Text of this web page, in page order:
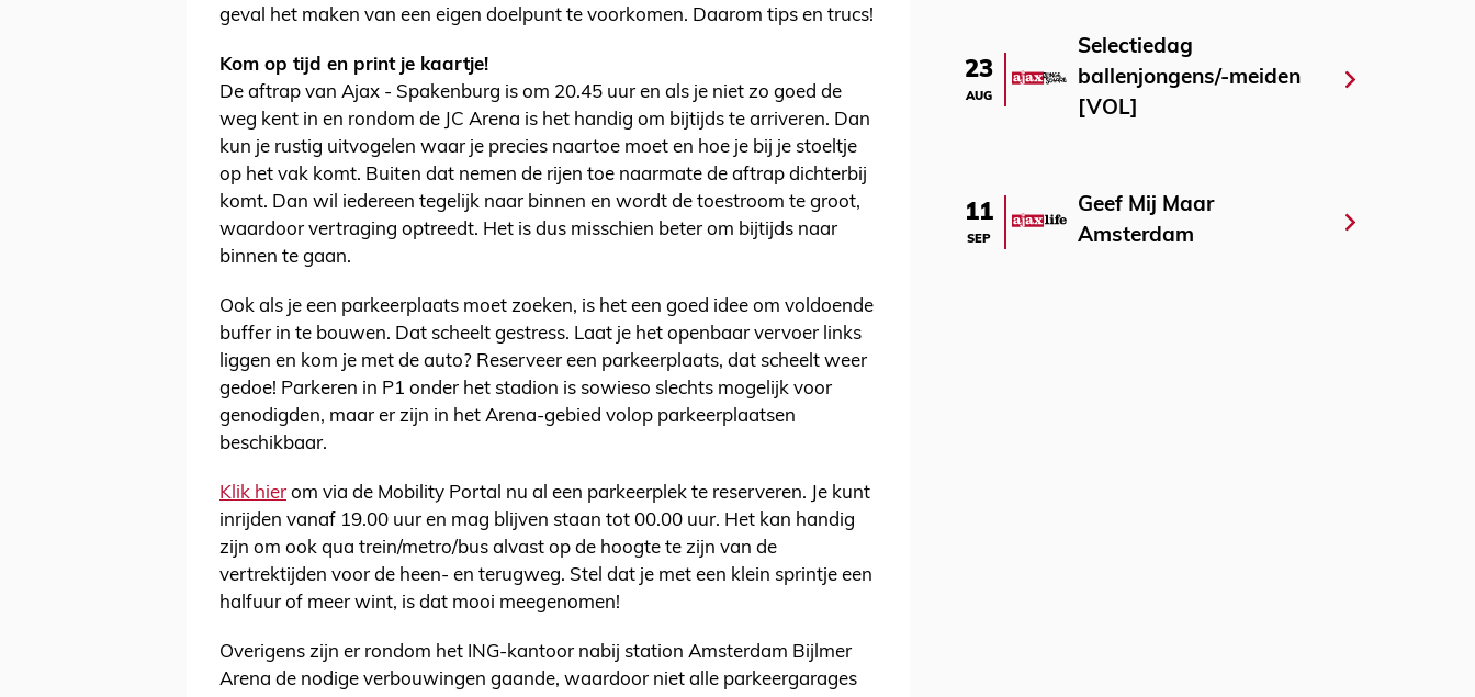
geval het maken van een eigen doelpunt te voorkomen. Daarom tips en trucs!
Kom op tijd en print je kaartje!
De aftrap van Ajax - Spakenburg is om 20.45 uur en als je niet zo goed de
weg kent in en rondom de JC Arena is het handig om bijtijds te arriveren. Dan
kun je rustig uitvogelen waar je precies naartoe moet en hoe je bij je stoeltje
op het vak komt. Buiten dat nemen de rijen toe naarmate de aftrap dichterbij
komt. Dan wil iedereen tegelijk naar binnen en wordt de toestroom te groot,
waardoor vertraging optreedt. Het is dus misschien beter om bijtijds naar
binnen te gaan.
Ook als je een parkeerplaats moet zoeken, is het een goed idee om voldoende
buffer in te bouwen. Dat scheelt gestress. Laat je het openbaar vervoer links
liggen en kom je met de auto? Reserveer een parkeerplaats, dat scheelt weer
gedoe! Parkeren in P1 onder het stadion is sowieso slechts mogelijk voor
genodigden, maar er zijn in het Arena-gebied volop parkeerplaatsen
beschikbaar.
Klik hier om via de Mobility Portal nu al een parkeerplek te reserveren. Je kunt
inrijden vanaf 19.00 uur en mag blijven staan tot 00.00 uur. Het kan handig
zijn om ook qua trein/metro/bus alvast op de hoogte te zijn van de
vertrektijden voor de heen- en terugweg. Stel dat je met een klein sprintje een
halfuur of meer wint, is dat mooi meegenomen!
Overigens zijn er rondom het ING-kantoor nabij station Amsterdam Bijlmer
Arena de nodige verbouwingen gaande, waardoor niet alle parkeergarages
23
AUG
Selectiedag
ballenjongens/-meiden
[VOL]
11
SEP
Geef Mij Maar
Amsterdam